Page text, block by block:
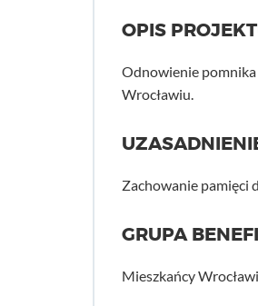
OPIS
Odnowienie pomnika
Wrocławiu.
Zachowanie pamięci
GRUPA
Mieszkańcy